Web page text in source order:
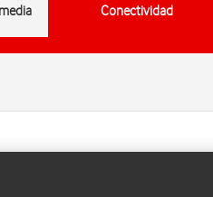
Conectividad